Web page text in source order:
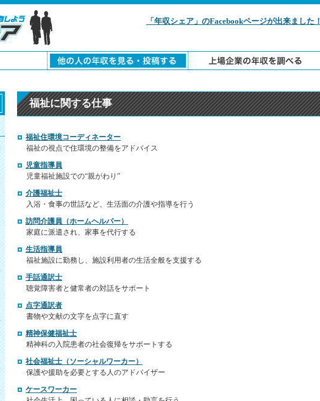
「年収シェア」のFacebookページが出来ました！
福祉に関する仕事
福祉住環境コーディネーター
福祉の視点で住環境の整備をアドバイス
児童指導員
児童福祉施設での“親がわり”
介護福祉士
入浴・食事の世話など、生活面の介護や指導を行う
訪問介護員（ホームヘルパー）
家庭に派遣され、家事を代行する
生活指導員
福祉施設に勤務し、施設利用者の生活全般を支援する
手話通訳士
聴覚障害者と健常者の対話をサポート
点字通訳者
書物や文献の文字を点字に直す
精神保健福祉士
精神科の入院患者の社会復帰をサポートする
社会福祉士（ソーシャルワーカー）
保護や援助を必要とする人のアドバイザー
ケースワーカー